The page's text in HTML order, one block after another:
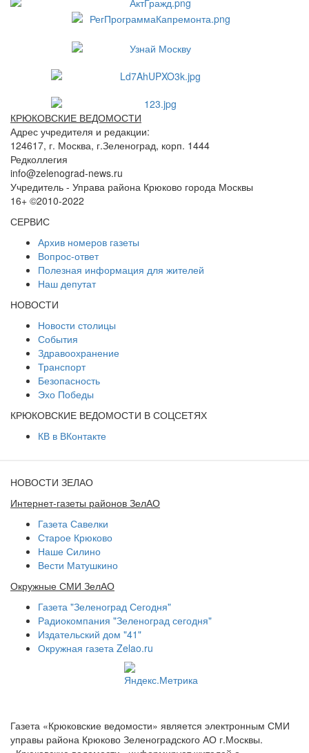
КРЮКОВСКИЕ ВЕДОМОСТИ
Адрес учредителя и редакции:
124617, г. Москва, г.Зеленоград, корп. 1444
Редколлегия
info@zelenograd-news.ru
Учредитель - Управа района Крюково города Москвы
16+ ©2010-2022
СЕРВИС
Архив номеров газеты
Вопрос-ответ
Полезная информация для жителей
Наш депутат
НОВОСТИ
Новости столицы
События
Здравоохранение
Транспорт
Безопасность
Эхо Победы
КРЮКОВСКИЕ ВЕДОМОСТИ В СОЦСЕТЯХ
КВ в ВКонтакте
НОВОСТИ ЗЕЛАО
Интернет-газеты районов ЗелАО
Газета Савелки
Старое Крюково
Наше Силино
Вести Матушкино
Окружные СМИ ЗелАО
Газета "Зеленоград Сегодня"
Радиокомпания "Зеленоград сегодня"
Издательский дом "41"
Окружная газета Zelao.ru
Газета «Крюковские ведомости» является электронным СМИ
управы района Крюково Зеленоградского АО г.Москвы.